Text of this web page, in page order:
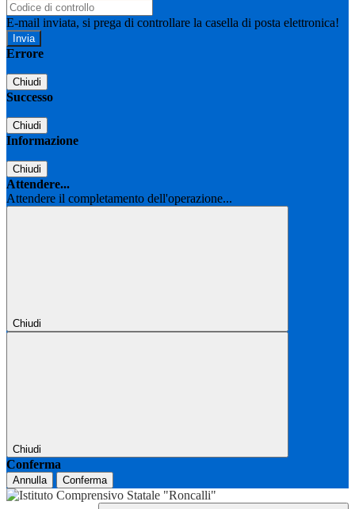
E-mail inviata, si prega di controllare la casella di posta elettronica!
Errore
Chiudi
Successo
Chiudi
Informazione
Chiudi
Attendere...
Attendere il completamento dell'operazione...
Chiudi
Chiudi
Conferma
Annulla Conferma